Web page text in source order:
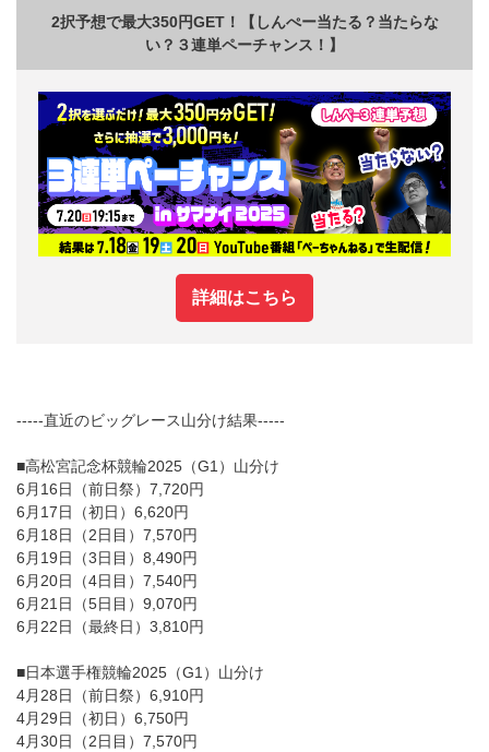
2択予想で最大350円GET！【しんぺー当たる？当たらな
い？３連単ペーチャンス！】
詳細はこちら
-----直近のビッグレース山分け結果-----
■高松宮記念杯競輪2025（G1）山分け
6月16日（前日祭）7,720円
6月17日（初日）6,620円
6月18日（2日目）7,570円
6月19日（3日目）8,490円
6月20日（4日目）7,540円
6月21日（5日目）9,070円
6月22日（最終日）3,810円
■日本選手権競輪2025（G1）山分け
4月28日（前日祭）6,910円
4月29日（初日）6,750円
4月30日（2日目）7,570円